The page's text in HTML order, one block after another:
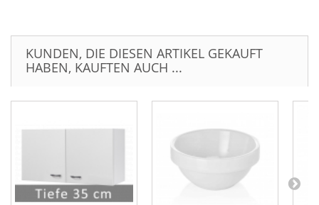
KUNDEN, DIE DIESEN ARTIKEL GEKAUFT
HABEN, KAUFTEN AUCH ...